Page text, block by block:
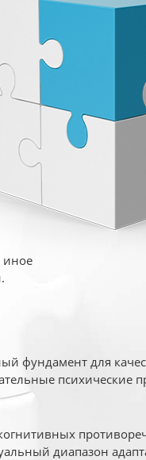
иное
фундамент для
психические
диапазон